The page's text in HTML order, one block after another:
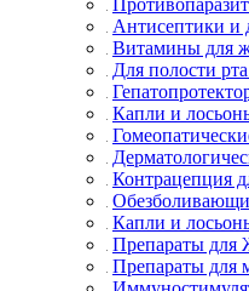
Антисептики и
Витамины для
Для полости
Капли и
Контрацепция
Капли и
Препараты
Препараты для